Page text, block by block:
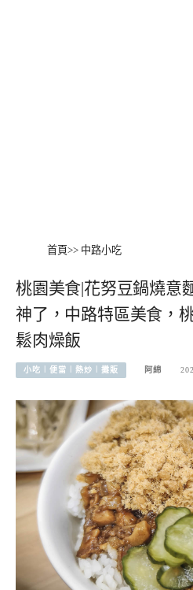
首頁>> 中路小吃
桃園美食|花努豆鍋燒意
神了，中路特區美食，
鬆肉燥飯
小吃︱便當︱熱炒︱攤販 阿綿